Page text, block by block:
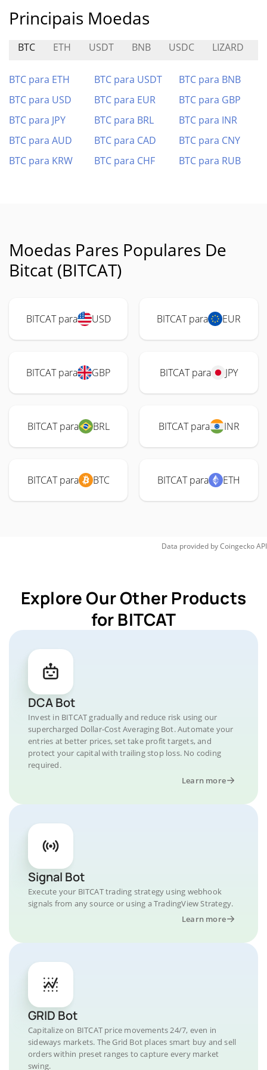
Principais Moedas
BTC ETH USDT BNB USDC LIZARD
BTC para ETH BTC para USDT
BTC para BNB
BTC para USD
BTC para EUR
BTC para GBP
BTC para JPY
BTC para BRL
BTC para INR
BTC para AUD
BTC para CAD
BTC para CNY
BTC para KRW
BTC para CHF BTC para RUB
Moedas Pares Populares De
Bitcat (BITCAT)
BITCAT para USD BITCAT para EUR
BITCAT para GBP BITCAT para JPY
BITCAT para BRL BITCAT para INR
BITCAT para BTC BITCAT para ETH
Data provided byCoingeckoAPI
Explore Our Other Products
for BITCAT
DCA Bot
Invest in BITCAT gradually and reduce risk using our
supercharged Dollar-Cost Averaging Bot. Automate your
entries at better prices, set take profit targets, and
protect your capital with trailing stop loss. No coding
required.
Learn more
Signal Bot
Execute your BITCAT trading strategy using webhook
signals from any source or using a TradingView Strategy.
Learn more
GRID Bot
Capitalize on BITCAT price movements 24/7, even in
sideways markets. The Grid Bot places smart buy and sell
orders within preset ranges to capture every market
swing.